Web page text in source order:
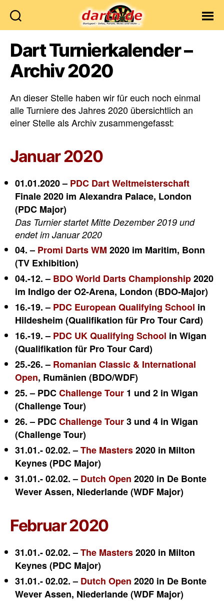
Dart Turnierkalender –
Archiv 2020
An dieser Stelle haben wir für euch noch einmal
alle Turniere des Jahres 2020 übersichtlich an
einer Stelle als Archiv zusammengefasst:
Januar 2020
01.01.2020 – PDC Dart Weltmeisterschaft
Finale 2020 im Alexandra Palace, London
(PDC Major)
Das Turnier startet Mitte Dezember 2019 und
endet im Januar 2020
04. – Promi Darts WM 2020 im Maritim, Bonn
(TV Exhibition)
04.-12. – BDO World Darts Championship2020
im Indigo der O2-Arena, London (BDO-Major)
16.-19. – PDC European Qualifying School in
Hildesheim (Qualifikation für Pro Tour Card)
16.-19. – PDC UK Qualifying School in Wigan
(Qualifikation für Pro Tour Card)
25.-26. – Romanian Classic & International
Open, Rumänien (BDO/WDF)
25. – PDCChallenge Tour 1 und 2 in Wigan
(Challenge Tour)
26. – PDCChallenge Tour3 und 4 in Wigan
(Challenge Tour)
31.01.- 02.02. –The Masters2020 in Milton
Keynes (PDC Major)
31.01.- 02.02. – Dutch Open 2020 in De Bonte
Wever Assen, Niederlande (WDF Major)
Februar 2020
31.01.- 02.02. –The Masters2020 in Milton
Keynes (PDC Major)
31.01.- 02.02. – Dutch Open 2020 in De Bonte
Wever Assen, Niederlande (WDF Major)